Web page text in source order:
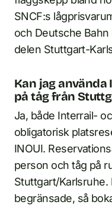
SNCF:s
och Deutsche
delen Stuttgart-
Kan jag
på tåg från
Ja, både Interrail-
obligatorisk
INOUI.
person och tåg på
Stuttgart/
begränsade, så